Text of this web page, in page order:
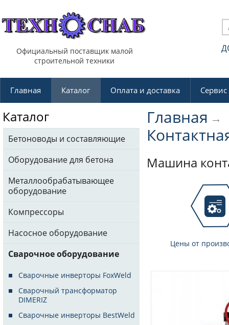
Официальный поставщик малой
строительной техники
Главная Каталог Оплата и доставка
Каталог
Бетоноводы и составляющие
Оборудование для бетона
Металлообрабатывающее
оборудование
Компрессоры
Насосное оборудование
Сварочное оборудование
Сварочные инверторы FoxWeld
Сварочный трансформатор
DIMERIZ
Сварочные инверторы BestWeld
Главная
Машина
Цены от